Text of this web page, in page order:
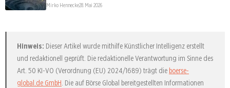
Mirko Hennecke28. Mai 2026
Hinweis: Dieser Artikel wurde mithilfe Künstlicher Intelligenz erstellt
und redaktionell geprüft. Die redaktionelle Verantwortung im Sinne des
Art. 50 KI-VO (Verordnung (EU) 2024/1689) trägt die boerse-
global.de GmbH . Die auf Börse Global bereitgestellten Informationen